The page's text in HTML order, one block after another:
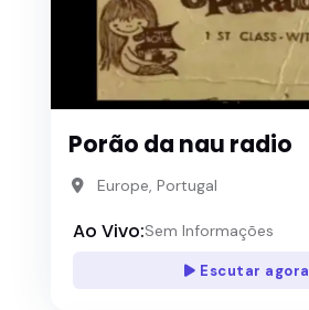
Porão da nau radio
Europe, Portugal
Ao Vivo:Sem Informações
Escutar agora